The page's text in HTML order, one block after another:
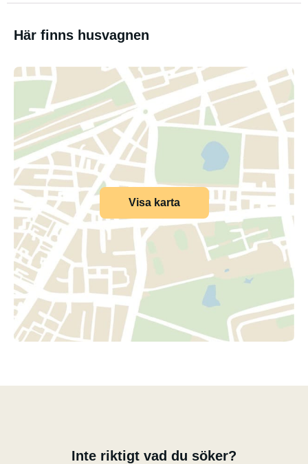
Här finns husvagnen
Visa karta
Inte riktigt vad du söker?